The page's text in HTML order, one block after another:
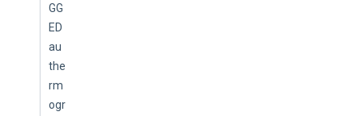
GG
ED
au
the
rm
ogr